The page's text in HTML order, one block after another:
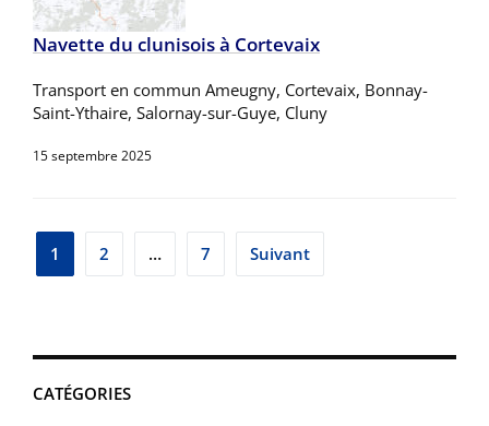
CATÉGORIES
Navette du clunisois à Cortevaix
Transport en commun Ameugny, Cortevaix, Bonnay-
Saint-Ythaire, Salornay-sur-Guye, Cluny
15 septembre 2025
Pagination
1 2 … 7 Suivant